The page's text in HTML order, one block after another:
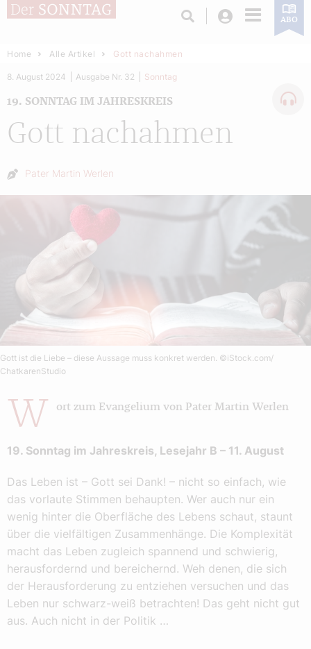
Login ABO
Home Alle Artikel Gott nachahmen
Gott nachahmen
19. SONNTAG IM JAHRESKREIS
8. August 2024 Ausgabe Nr. 32 Sonntag
Autor:
Pater Martin Werlen
Gott ist die Liebe – diese Aussage muss konkret werden. ©iStock.com/
ChatkarenStudio
W ort zum Evangelium von Pater Martin Werlen
19. Sonntag im Jahreskreis, Lesejahr B – 11. August
Das Leben ist – Gott sei Dank! – nicht so einfach, wie
das vorlaute Stimmen behaupten. Wer auch nur ein
wenig hinter die Oberfläche des Lebens schaut, staunt
über die vielfältigen Zusammenhänge. Die Komplexität
macht das Leben zugleich spannend und schwierig,
herausfordernd und bereichernd. Weh denen, die sich
der Herausforderung zu entziehen versuchen und das
Leben nur schwarz-weiß betrachten! Das geht nicht gut
aus. Auch nicht in der Politik …